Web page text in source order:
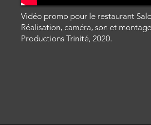
Vidéo promo pour le restaurant
Réalisation, caméra, son et
Productions Trinité, 2020.